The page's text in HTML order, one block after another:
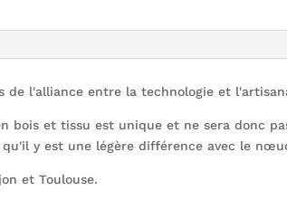
de l'alliance entre la technologie et
bois et tissu est unique et ne sera donc
y est une légère différence avec le
et Toulouse.